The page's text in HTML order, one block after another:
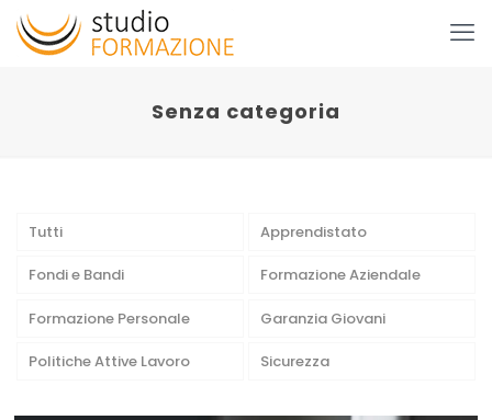
Senza categoria
Tutti Apprendistato
Fondi e Bandi Formazione Aziendale
Formazione Personale Garanzia Giovani
Politiche Attive Lavoro Sicurezza